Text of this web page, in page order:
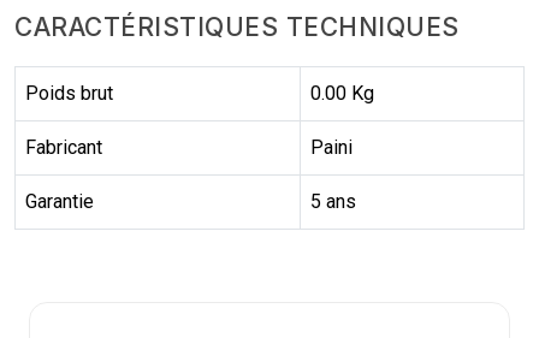
CARACTÉRISTIQUES TECHNIQUES
Poids brut 0.00 Kg
Fabricant Paini
Garantie 5 ans